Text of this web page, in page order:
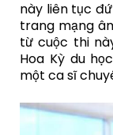
này liên tục
trang mạng
từ cuộc thi
Hoa Kỳ du
một ca sĩ